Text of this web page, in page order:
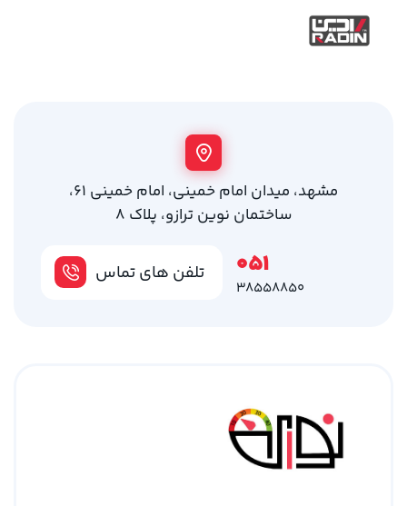
مشهد، میدان امام خمینی، امام خمینی 61،
ساختمان نوین ترازو، پلاک 8
تلفن های تماس 051
38558850